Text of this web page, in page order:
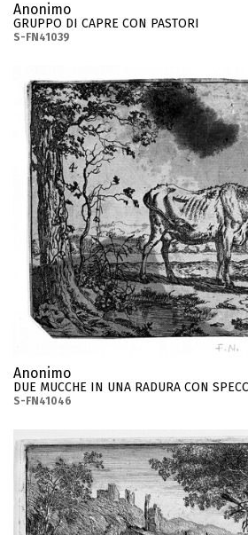
Anonimo
GRUPPO DI CAPRE CON PASTORI
S-FN41039
Anonimo
DUE MUCCHE IN UNA RADURA CON
S-FN41046